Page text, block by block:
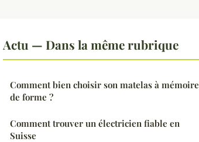
Actu — Dans la même rubrique
Comment bien choisir son matelas à mémoire
de forme ?
Comment trouver un électricien fiable en
Suisse